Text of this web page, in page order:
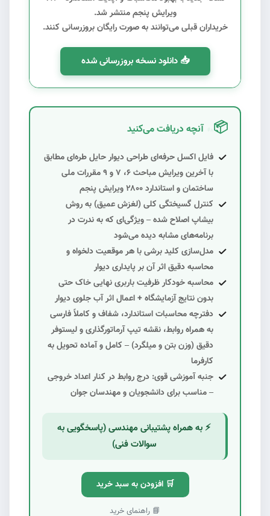
ویرایش پنجم منتشر شد.
خریداران قبلی می‌توانند به صورت رایگان بروزرسانی کنند.
📥 دانلود نسخه بروزرسانی شده
📦 آنچه دریافت می‌کنید
فایل اکسل حرفه‌ایطراحی دیوار حایل طره‌ایمطابق
با آخرین ویرایش
مباحث ۶، ۷ و ۹ مقررات ملی
ساختمانو استاندارد ۲۸۰۰ ویرایش پنجم
کنترل گسیختگی کلی (لغزش عمیق) به روش
بیشاپ اصلاح شده– ویژگی‌ای که به ندرت در
برنامه‌های مشابه دیده می‌شود
مدل‌سازی کلید برشی با هر موقعیت دلخواهو
محاسبه دقیق اثر آن بر پایداری دیوار
محاسبه خودکارظرفیت باربری نهایی خاکحتی
بدون نتایج آزمایشگاه + اعمال اثر آب جلوی دیوار
دفترچه محاسبات استاندارد، شفاف و کاملاً فارسی
به همراه روابط، نقشه تیپ آرماتورگذاری و لیستوفر
دقیق (وزن بتن و میلگرد) – کامل و آماده تحویل به
کارفرما
جنبه آموزشی قوی: درج روابط در کنار اعداد خروجی
– مناسب برای دانشجویان و مهندسان جوان
⚡ به همراهپشتیبانی مهندسی(پاسخگویی به
سوالات فنی)
🛒 افزودن به سبد خرید
📘 راهنمای خرید